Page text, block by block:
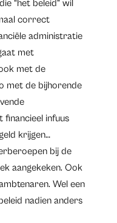
“het beleid” wil
correct
administratie
met
met de
met de bijhorende
infuus
krijgen…
bij de
aangekeken. Ook
Wel een
nadien anders